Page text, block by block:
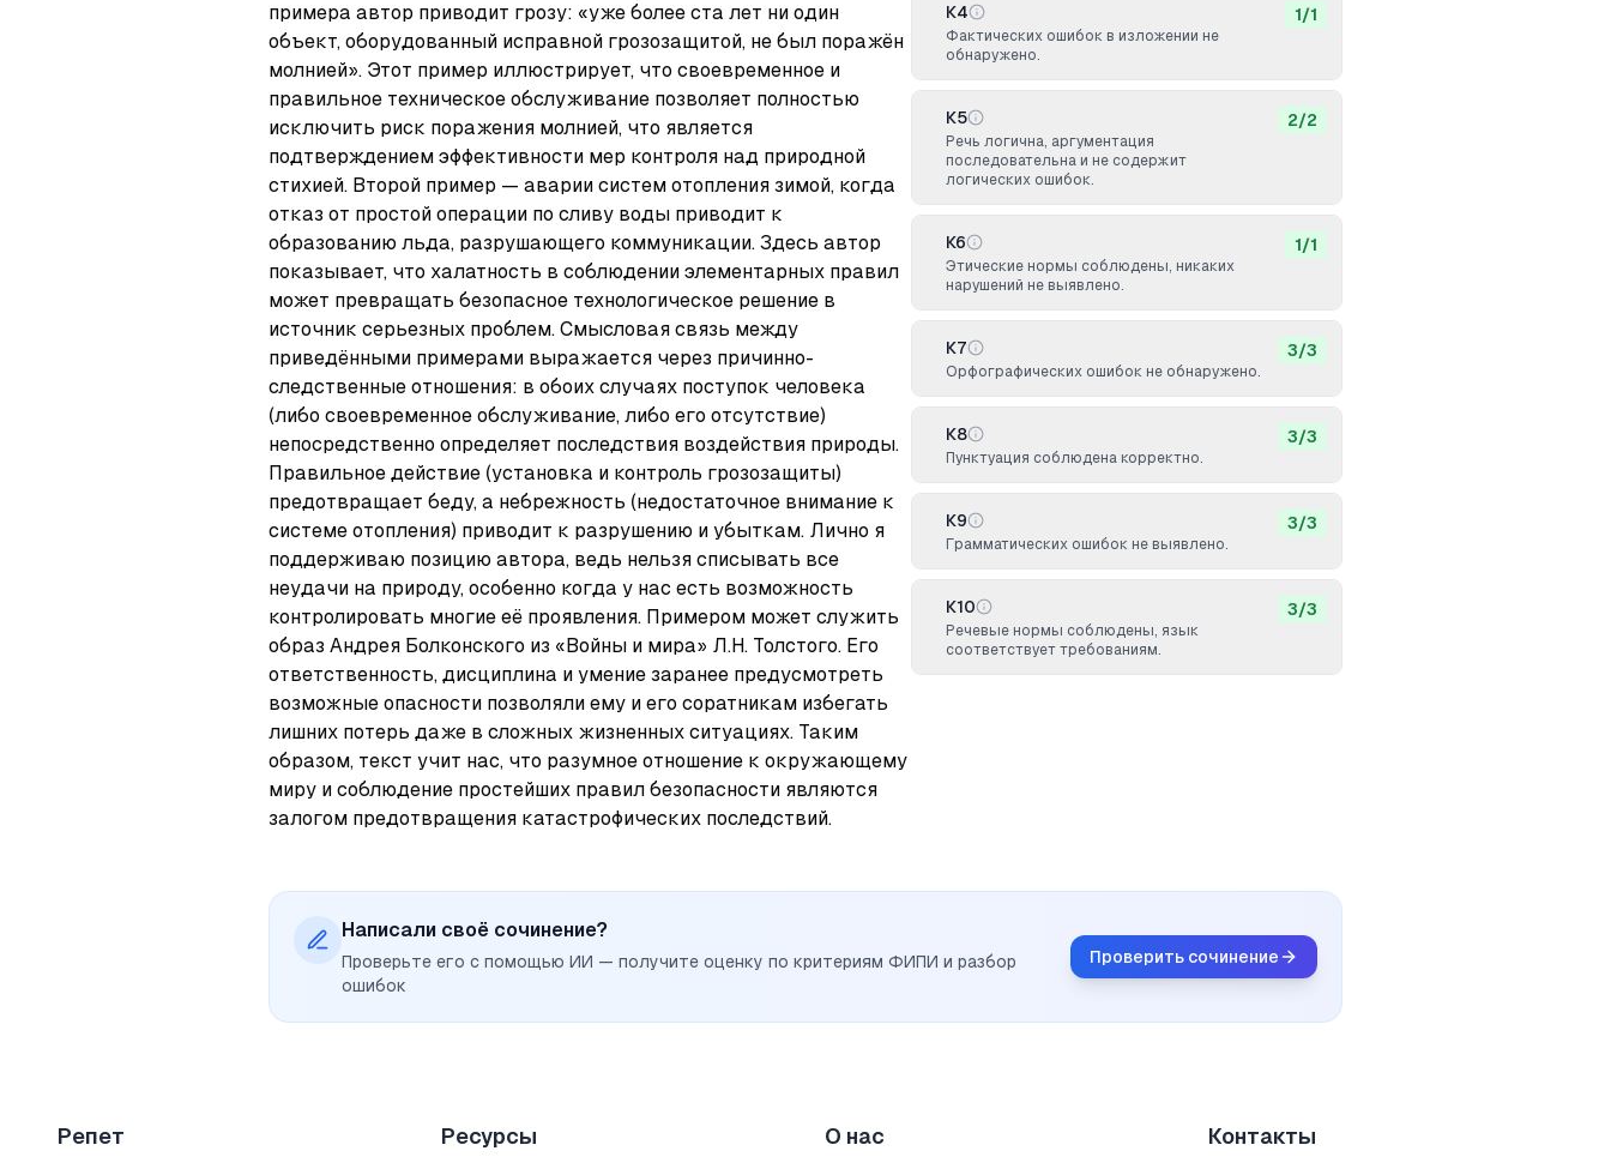
примера автор приводит грозу: «уже более ста лет ни один
объект, оборудованный исправной грозозащитой, не был поражён
молнией». Этот пример иллюстрирует, что своевременное и
правильное техническое обслуживание позволяет полностью
исключить риск поражения молнией, что является
подтверждением эффективности мер контроля над природной
стихией. Второй пример — аварии систем отопления зимой, когда
отказ от простой операции по сливу воды приводит к
образованию льда, разрушающего коммуникации. Здесь автор
показывает, что халатность в соблюдении элементарных правил
может превращать безопасное технологическое решение в
источник серьезных проблем. Смысловая связь между
приведёнными примерами выражается через причинно-
следственные отношения: в обоих случаях поступок человека
(либо своевременное обслуживание, либо его отсутствие)
непосредственно определяет последствия воздействия природы.
Правильное действие (установка и контроль грозозащиты)
предотвращает беду, а небрежность (недостаточное внимание к
системе отопления) приводит к разрушению и убыткам. Лично я
поддерживаю позицию автора, ведь нельзя списывать все
неудачи на природу, особенно когда у нас есть возможность
контролировать многие её проявления. Примером может служить
образ Андрея Болконского из «Войны и мира» Л.Н. Толстого. Его
ответственность, дисциплина и умение заранее предусмотреть
возможные опасности позволяли ему и его соратникам избегать
лишних потерь даже в сложных жизненных ситуациях. Таким
образом, текст учит нас, что разумное отношение к окружающему
миру и соблюдение простейших правил безопасности являются
залогом предотвращения катастрофических последствий.
К4
Фактических ошибок в изложении не
обнаружено.
1/1
К5
Речь логична, аргументация
последовательна и не содержит
логических ошибок.
2/2
К6
Этические нормы соблюдены, никаких
нарушений не выявлено.
1/1
К7
Орфографических ошибок не обнаружено.
3/3
К8
Пунктуация соблюдена корректно.
3/3
К9
Грамматических ошибок не выявлено.
3/3
К10
Речевые нормы соблюдены, язык
соответствует требованиям.
3/3
Написали своё сочинение?
Проверьте его с помощью ИИ — получите оценку по критериям ФИПИ и разбор
ошибок
Проверить сочинение
Репет Ресурсы О нас Контакты